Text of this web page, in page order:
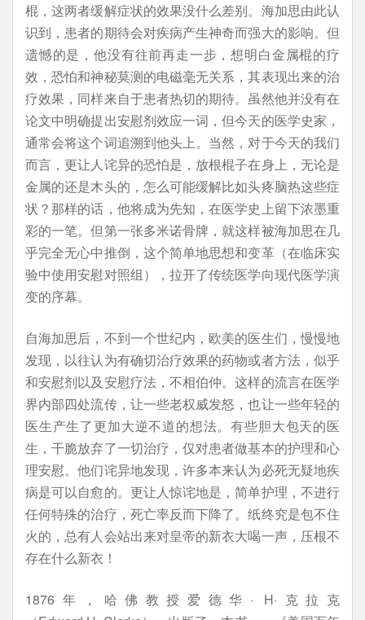
棍，这两者缓解症状的效果没什么差别。海加思由此认
识到，患者的期待会对疾病产生神奇而强大的影响。但
遗憾的是，他没有往前再走一步，想明白金属棍的疗
效，恐怕和神秘莫测的电磁毫无关系，其表现出来的治
疗效果，同样来自于患者热切的期待。虽然他并没有在
论文中明确提出安慰剂效应一词，但今天的医学史家，
通常会将这个词追溯到他头上。当然，对于今天的我们
而言，更让人诧异的恐怕是，放根棍子在身上，无论是
金属的还是木头的，怎么可能缓解比如头疼脑热这些症
状？那样的话，他将成为先知，在医学史上留下浓墨重
彩的一笔。但第一张多米诺骨牌，就这样被海加思在几
乎完全无心中推倒，这个简单地思想和变革（在临床实
验中使用安慰对照组），拉开了传统医学向现代医学演
变的序幕。
自海加思后，不到一个世纪内，欧美的医生们，慢慢地
发现，以往认为有确切治疗效果的药物或者方法，似乎
和安慰剂以及安慰疗法，不相伯仲。这样的流言在医学
界内部四处流传，让一些老权威发怒，也让一些年轻的
医生产生了更加大逆不道的想法。有些胆大包天的医
生，干脆放弃了一切治疗，仅对患者做基本的护理和心
理安慰。他们诧异地发现，许多本来认为必死无疑地疾
病是可以自愈的。更让人惊诧地是，简单护理，不进行
任何特殊的治疗，死亡率反而下降了。纸终究是包不住
火的，总有人会站出来对皇帝的新衣大喝一声，压根不
存在什么新衣！
1876年，哈佛教授爱德华· H·克拉克